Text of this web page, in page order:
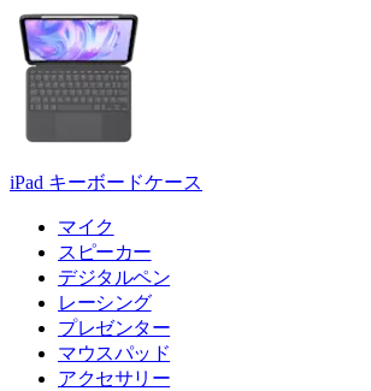
iPad キーボードケース
マイク
スピーカー
デジタルペン
レーシング
プレゼンター
マウスパッド
アクセサリー